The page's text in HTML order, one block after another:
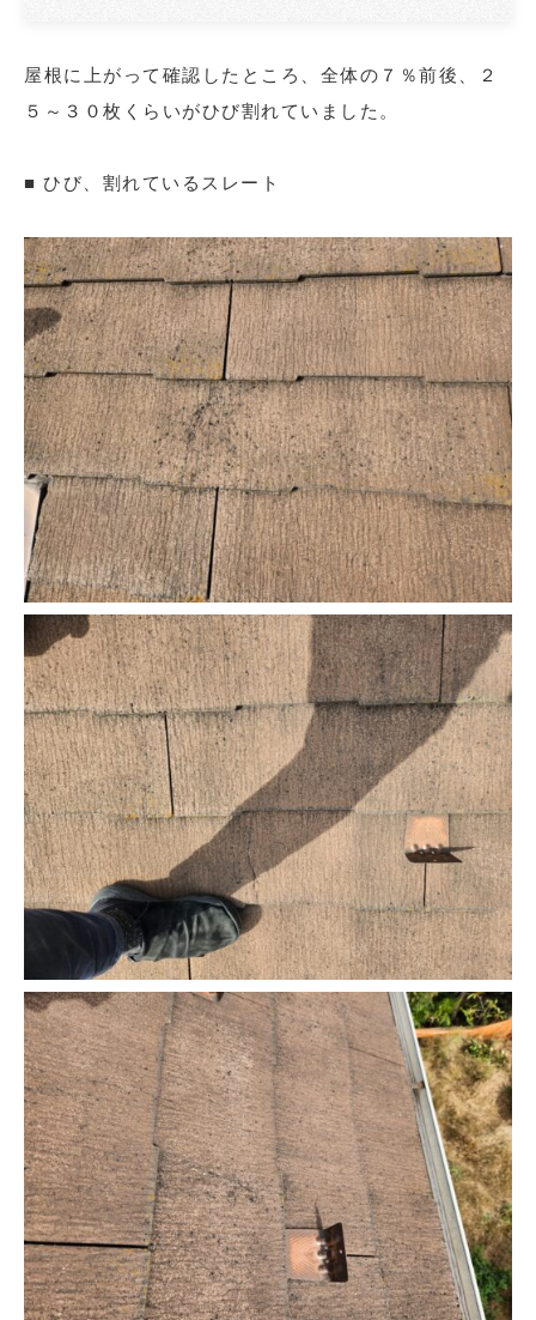
屋根に上がって確認したところ、全体の７％前後、２
５～３０枚くらいがひび割れていました。
■ ひび、割れているスレート